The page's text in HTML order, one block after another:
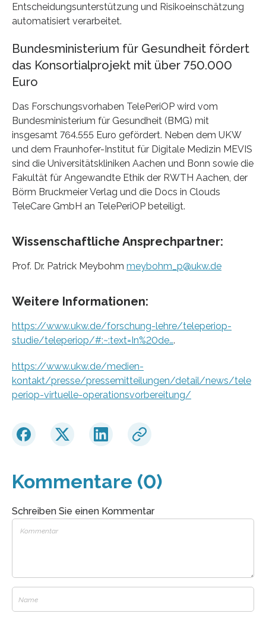
Entscheidungsunterstützung und Risikoeinschätzung
automatisiert verarbeitet.
Bundesministerium für Gesundheit fördert
das Konsortialprojekt mit über 750.000
Euro
Das Forschungsvorhaben TelePeriOP wird vom
Bundesministerium für Gesundheit (BMG) mit
insgesamt 764.555 Euro gefördert. Neben dem UKW
und dem Fraunhofer-Institut für Digitale Medizin MEVIS
sind die Universitätskliniken Aachen und Bonn sowie die
Fakultät für Angewandte Ethik der RWTH Aachen, der
Börm Bruckmeier Verlag und die Docs in Clouds
TeleCare GmbH an TelePeriOP beteiligt.
Wissenschaftliche Ansprechpartner:
Prof. Dr. Patrick Meybohm meybohm_p@ukw.de
Weitere Informationen:
https://www.ukw.de/forschung-lehre/teleperiop-
studie/teleperiop/#:~:text=In%20de….
https://www.ukw.de/medien-
kontakt/presse/pressemitteilungen/detail/news/tele
periop-virtuelle-operationsvorbereitung/
Kommentare (0)
Schreiben Sie einen Kommentar